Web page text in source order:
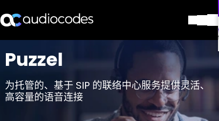
产品与应用
服务与支持
公司
Puzzel
为托管的、基于 SIP 的联络中心服务提供灵活、
高容量的语音连接